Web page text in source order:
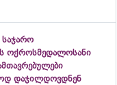
საჯარო
ოქროსმედალოსანი
დაჯილდოვდნენ